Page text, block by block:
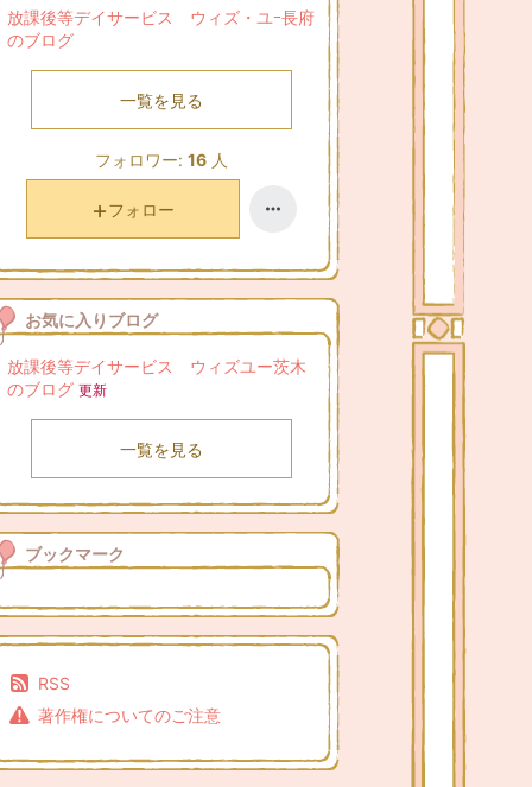
放課後等デイサービス ウィズ・ユｰ長府
のブログ
一覧を見る
フォロワー: 16 人
フォロー
お気に入りブログ
放課後等デイサービス ウィズユー茨木
のブログ 更新
一覧を見る
ブックマーク
RSS
著作権についてのご注意